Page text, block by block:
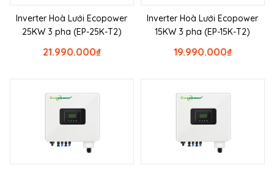
Inverter Hoà Lưới Ecopower
25KW 3 pha (EP-25K-T2)
₫
21.990.000
Inverter Hoà Lưới Ecopower
15KW 3 pha (EP-15K-T2)
₫
19.990.000